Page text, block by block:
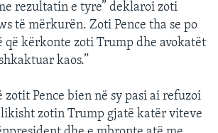
rezultatin e tyre” deklaroi zoti
të mërkurën. Zoti Pence tha se po
që kërkonte zoti Trump dhe avokatët
kaos.”
Pence bien në sy pasi ai refuzoi
zotin Trump gjatë katër viteve